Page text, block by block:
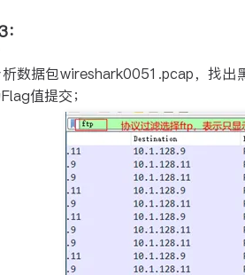
数据包wireshark0051.pcap，找出
值提交；